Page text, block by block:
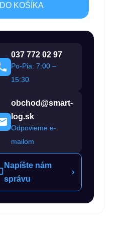
DO KOŠÍKA
037 772 02 97
Po-Pia: 7:00 –
15:30
obchod@smart-
log.sk
Odpovieme e-
mailom
Napíšte nám
správu
›